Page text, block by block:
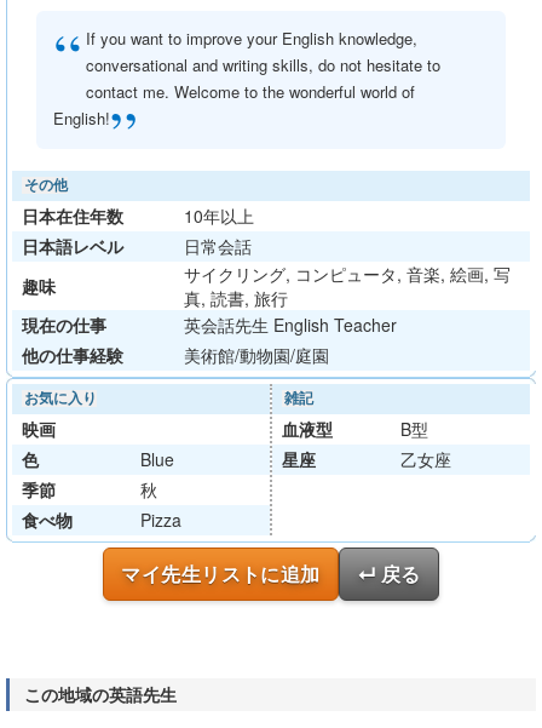
“ If you want to improve your English knowledge,
conversational and writing skills, do not hesitate to
contact me. Welcome to the wonderful world of
English!”
その他
日本在住年数
10年以上
日本語レベル
日常会話
趣味
サイクリング, コンピュータ, 音楽, 絵画, 写
真, 読書, 旅行
現在の仕事
英会話先生 English Teacher
他の仕事経験
美術館/動物園/庭園
お気に入り
映画
色
Blue
季節
秋
食べ物
Pizza
雑記
血液型
B型
星座
乙女座
マイ先生リストに追加 ↵ 戻る
この地域の英語先生